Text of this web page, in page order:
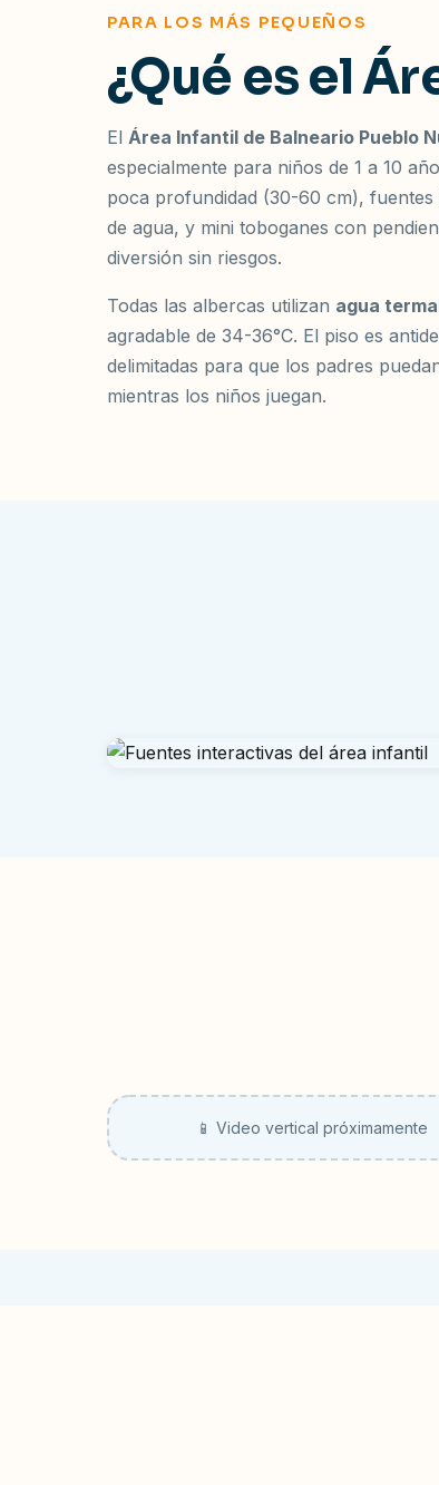
PARA LOS MÁS PEQUEÑOS
¿Qué es el
El Área Infantil de Balneario Pueblo
especialmente para niños de 1 a 10
poca profundidad (30-60 cm),
de agua, y mini toboganes con
diversión sin riesgos.
Todas las albercas utilizan agua
agradable de 34-36°C. El piso es
delimitadas para que los padres
mientras los niños juegan.
📱 Video vertical próximamente